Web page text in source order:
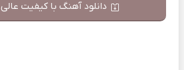
دانلود آهنگ با کیفیت عالی 320